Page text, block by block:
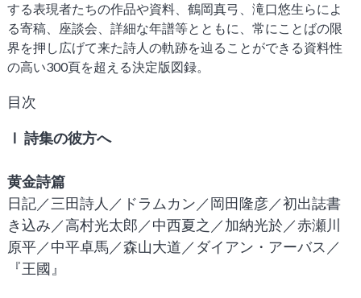
書肆子午線について
する表現者たちの作品や資料、鶴岡真弓、滝口悠生らによ
る寄稿、座談会、詳細な年譜等とともに、常にことばの限
界を押し広げて来た詩人の軌跡を辿ることができる資料性
の高い300頁を超える決定版図録。
目次
Ⅰ 詩集の彼方へ
黄金詩篇
日記／三田詩人／ドラムカン／岡田隆彦／初出誌書
き込み／高村光太郎／中西夏之／加納光於／赤瀬川
原平／中平卓馬／森山大道／ダイアン・アーバス／
『王國』